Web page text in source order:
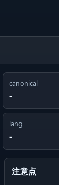
canonical
-
lang
-
注意点